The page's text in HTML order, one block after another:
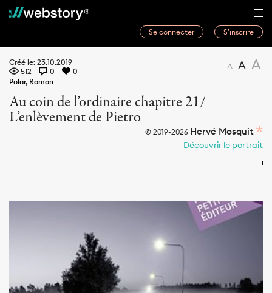
Se connecter S’inscrire
Concours
Actualités
Créé le: 23.10.2019
512
0
0
Polar, Roman
A A A
Au coin de l’ordinaire chapitre 21/
L’enlèvement de Pietro
© 2019-2026 Hervé Mosquit
Découvrir le portrait